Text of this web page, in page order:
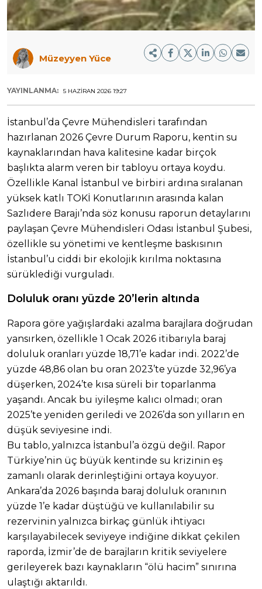
Müzeyyen Yüce
YAYINLANMA: 5 HAZIRAN 2026 19:27
İstanbul’da Çevre Mühendisleri tarafından
hazırlanan 2026 Çevre Durum Raporu, kentin su
kaynaklarından hava kalitesine kadar birçok
başlıkta alarm veren bir tabloyu ortaya koydu.
Özellikle Kanal İstanbul ve birbiri ardına sıralanan
yüksek katlı TOKİ Konutlarının arasında kalan
Sazlıdere Barajı’nda söz konusu raporun detaylarını
paylaşan Çevre Mühendisleri Odası İstanbul Şubesi,
özellikle su yönetimi ve kentleşme baskısının
İstanbul’u ciddi bir ekolojik kırılma noktasına
sürüklediği vurguladı.
Doluluk oranı yüzde 20’lerin altında
Rapora göre yağışlardaki azalma barajlara doğrudan
yansırken, özellikle 1 Ocak 2026 itibarıyla baraj
doluluk oranları yüzde 18,71’e kadar indi. 2022’de
yüzde 48,86 olan bu oran 2023’te yüzde 32,96’ya
düşerken, 2024’te kısa süreli bir toparlanma
yaşandı. Ancak bu iyileşme kalıcı olmadı; oran
2025’te yeniden geriledi ve 2026’da son yılların en
düşük seviyesine indi.
Bu tablo, yalnızca İstanbul’a özgü değil. Rapor
Türkiye’nin üç büyük kentinde su krizinin eş
zamanlı olarak derinleştiğini ortaya koyuyor.
Ankara’da 2026 başında baraj doluluk oranının
yüzde 1’e kadar düştüğü ve kullanılabilir su
rezervinin yalnızca birkaç günlük ihtiyacı
karşılayabilecek seviyeye indiğine dikkat çekilen
raporda, İzmir’de de barajların kritik seviyelere
gerileyerek bazı kaynakların “ölü hacim” sınırına
ulaştığı aktarıldı.